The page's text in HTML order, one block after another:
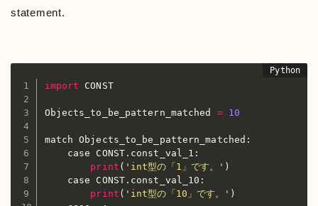
statement.
import CONST
Objects_to_be_pattern_matched = 10
match Objects_to_be_pattern_matched :
    case CONST
. const_val_1 :
print ( 'int型の「1」です。' )
    case CONST
. const_val_10 :
print ( 'int型の「10」です。' )